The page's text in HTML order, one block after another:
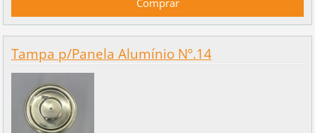
Tampa p/Panela Alumínio Nº.14